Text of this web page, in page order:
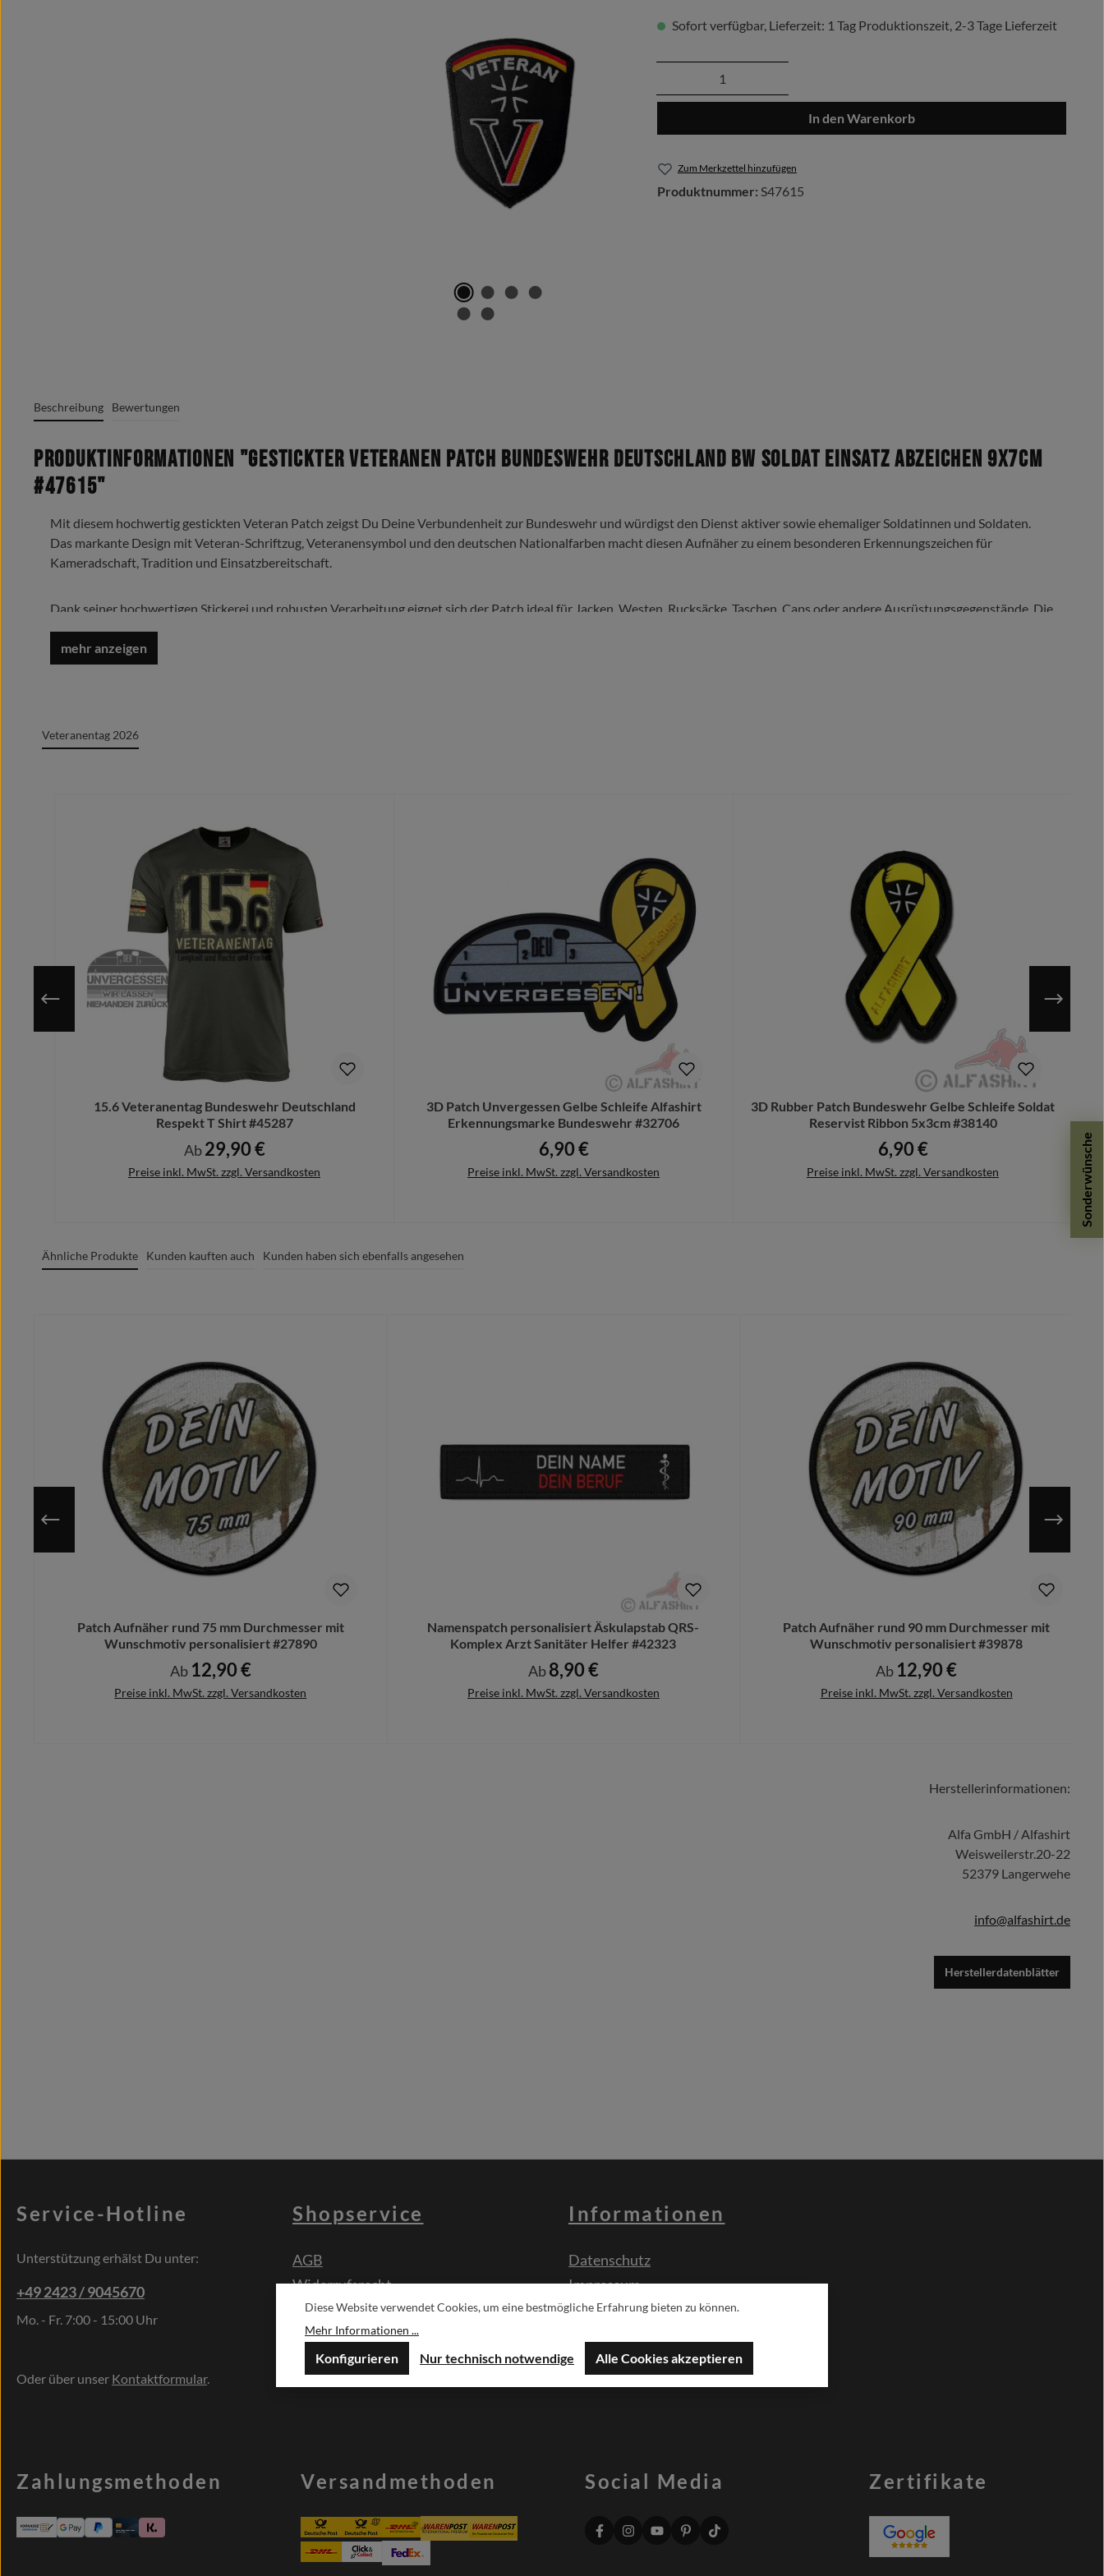
Sofort verfügbar, Lieferzeit: 1 Tag Produktionszeit, 2-3 Tage Lieferzeit
Produkt Anzahl: Gib den gewünschten Wert ein
In den Warenkorb
Zum Merkzettel hinzufügen
Produktnummer: S47615
Sonderwünsche
Beschreibung Bewertungen
Produktinformationen "Gestickter Veteranen Patch Bundeswehr Deutschland Bw Soldat Einsatz Abzeichen 9x7cm
#47615"
Mit diesem hochwertig gestickten Veteran Patch zeigst Du Deine Verbundenheit zur Bundeswehr und würdigst den Dienst aktiver sowie ehemaliger Soldatinnen und Soldaten.
Das markante Design mit Veteran-Schriftzug, Veteranensymbol und den deutschen Nationalfarben macht diesen Aufnäher zu einem besonderen Erkennungszeichen für
Kameradschaft, Tradition und Einsatzbereitschaft.
Dank seiner hochwertigen Stickerei und robusten Verarbeitung eignet sich der Patch ideal für Jacken, Westen, Rucksäcke, Taschen, Caps oder andere Ausrüstungsgegenstände. Die
präzise gestickten Details sorgen für eine langlebige und professionelle Optik.
Hochwertig gestickter Patch
Farben: Schwarz, Weiß, Rot, Gold
Geeignet für Veteranen, Reservisten, aktive Soldaten und Unterstützer der Bundeswehr
Veteranentag 2026
15.6 Veteranentag Bundeswehr Deutschland
Respekt T Shirt #45287
Regulärer Preis:
Ab29,90 €
Preise inkl. MwSt. zzgl. Versandkosten
3D Patch Unvergessen Gelbe Schleife Alfashirt
Erkennungsmarke Bundeswehr #32706
Regulärer Preis:
6,90 €
Preise inkl. MwSt. zzgl. Versandkosten
3D Rubber Patch Bundeswehr Gelbe Schleife Soldat
Reservist Ribbon 5x3cm #38140
Regulärer Preis:
6,90 €
Preise inkl. MwSt. zzgl. Versandkosten
Ähnliche Produkte Kunden kauften auch Kunden haben sich ebenfalls angesehen
Patch Aufnäher rund 75 mm Durchmesser mit
Wunschmotiv personalisiert #27890
Regulärer Preis:
Ab 12,90 €
Preise inkl. MwSt. zzgl. Versandkosten
Namenspatch personalisiert Äskulapstab QRS-
Komplex Arzt Sanitäter Helfer #42323
Regulärer Preis:
Ab8,90 €
Preise inkl. MwSt. zzgl. Versandkosten
Patch Aufnäher rund 90 mm Durchmesser mit
Wunschmotiv personalisiert #39878
Regulärer Preis:
Ab 12,90 €
Preise inkl. MwSt. zzgl. Versandkosten
DetailsHerstellerinformationen:
Alfa GmbH / Alfashirt
Weisweilerstr.20-22
52379 Langerwehe
info@alfashirt.de
Herstellerdatenblätter
Service-Hotline
Unterstützung erhälst Du unter:
+49 2423 / 9045670
Mo. - Fr. 7:00 - 15:00 Uhr
Oder über unser Kontaktformular.
Shopservice
AGB
Widerrufsrecht
Widerrufsformular
Kontakt
Sonderwünsche
Informationen
Datenschutz
Impressum
Druckgenehmigung Logo
Zahlungsmethoden Versandmethoden Social Media Zertifikate
Diese Website verwendet Cookies, um eine bestmögliche Erfahrung bieten zu können.
Mehr Informationen ...
Nur technisch notwendige
Konfigurieren Alle Cookies akzeptieren